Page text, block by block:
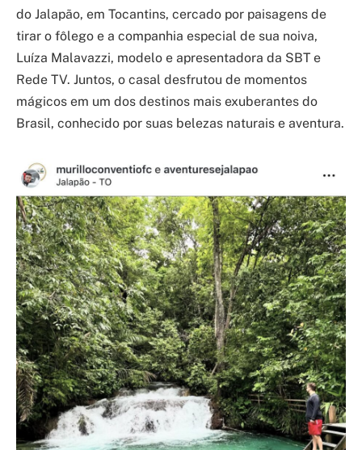
do Jalapão, em Tocantins, cercado por paisagens de
tirar o fôlego e a companhia especial de sua noiva,
Luíza Malavazzi, modelo e apresentadora da SBT e
Rede TV. Juntos, o casal desfrutou de momentos
mágicos em um dos destinos mais exuberantes do
Brasil, conhecido por suas belezas naturais e aventura.